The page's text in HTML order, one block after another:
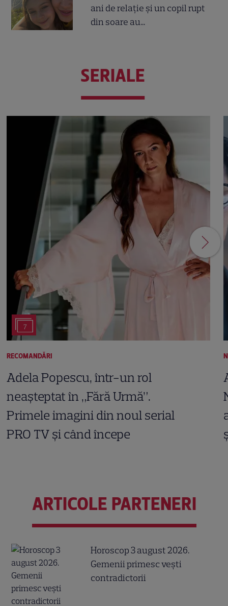
ani de relație și un copil rupt
din soare au...
SERIALE
7
RECOMANDĂRI
Adela Popescu, într-un rol
neașteptat în „Fără Urmă”.
Primele imagini din noul serial
PRO TV și când începe
ARTICOLE PARTENERI
Horoscop 3 august 2026.
Gemenii primesc vești
contradictorii